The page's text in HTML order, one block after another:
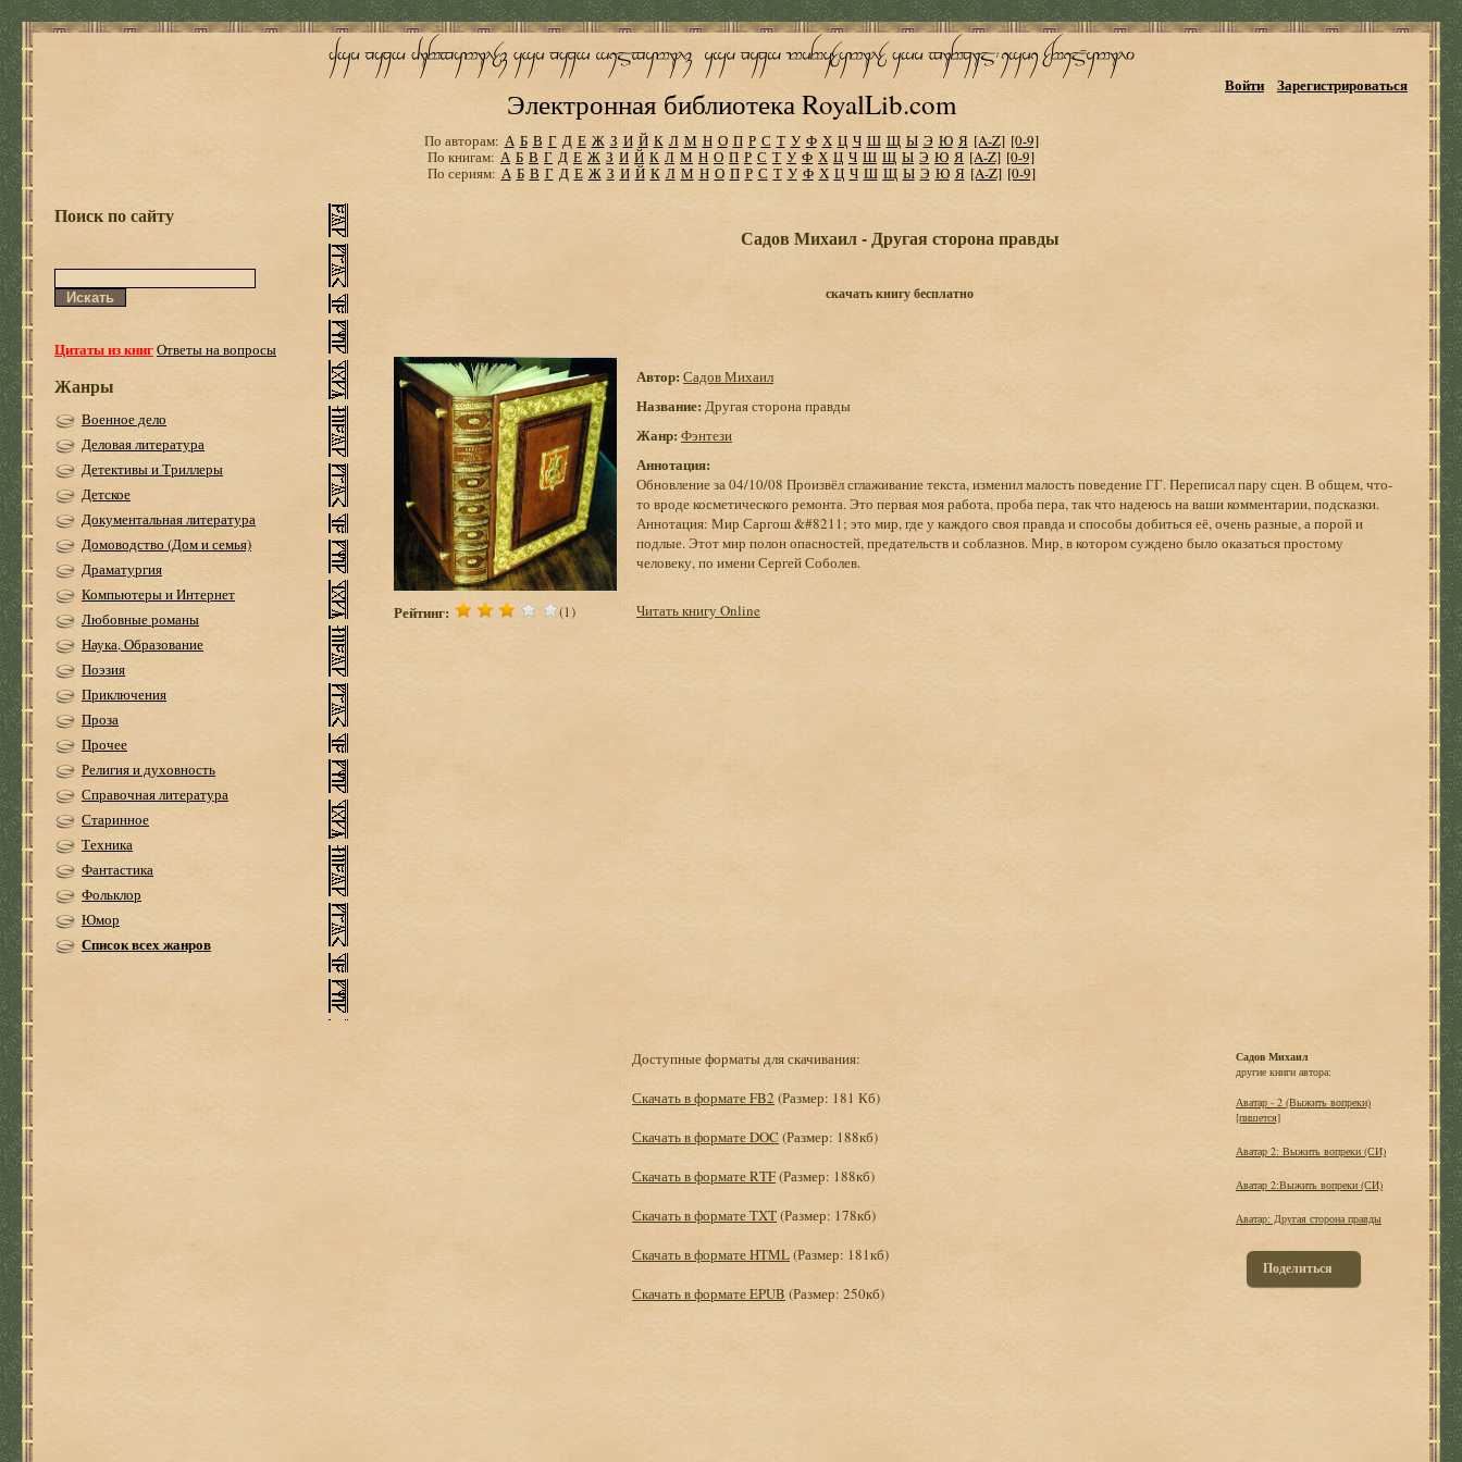
Электронная библиотека RoyalLib.com
Войти Зарегистрироваться
По авторам: А Б В Г Д Е Ж З И Й К Л М Н О П Р С Т У Ф Х Ц Ч Ш Щ Ы Э Ю Я [A-Z] [0-9]
По книгам: А Б В Г Д Е Ж З И Й К Л М Н О П Р С Т У Ф Х Ц Ч Ш Щ Ы Э Ю Я [A-Z] [0-9]
По сериям: А Б В Г Д Е Ж З И Й К Л М Н О П Р С Т У Ф Х Ц Ч Ш Щ Ы Э Ю Я [A-Z] [0-9]
Поиск по сайту
Цитаты из книгОтветы на вопросы
Жанры
Военное дело
Деловая литература
Детективы и Триллеры
Детское
Документальная литература
Домоводство (Дом и семья)
Драматургия
Компьютеры и Интернет
Любовные романы
Наука, Образование
Поэзия
Приключения
Проза
Прочее
Религия и духовность
Справочная литература
Старинное
Техника
Фантастика
Фольклор
Юмор
Список всех жанров
Садов Михаил - Другая сторона правды
скачать книгу бесплатно
Рейтинг: (1)
Автор: Садов Михаил
Название: Другая сторона правды
Жанр: Фэнтези
Аннотация:
Обновление за 04/10/08 Произвёл сглаживание текста, изменил малость поведение ГГ. Переписал пару сцен. В общем, что-
то вроде косметического ремонта. Это первая моя работа, проба пера, так что надеюсь на ваши комментарии, подсказки.
Аннотация: Мир Саргош &#8211; это мир, где у каждого своя правда и способы добиться её, очень разные, а порой и
подлые. Этот мир полон опасностей, предательств и соблазнов. Мир, в котором суждено было оказаться простому
человеку, по имени Сергей Соболев.
Читать книгу Online
Доступные форматы для скачивания:
Скачать в формате FB2 (Размер: 181 Кб)
Скачать в формате DOC (Размер: 188кб)
Скачать в формате RTF(Размер: 188кб)
Скачать в формате TXT(Размер: 178кб)
Скачать в формате HTML(Размер: 181кб)
Скачать в формате EPUB (Размер: 250кб)
Садов Михаил
другие книги автора:
Аватар - 2 (Выжить вопреки)
[пишется]
Аватар 2: Выжить вопреки (СИ)
Аватар 2:Выжить вопреки (СИ)
Аватар: Другая сторона правды
Поделиться